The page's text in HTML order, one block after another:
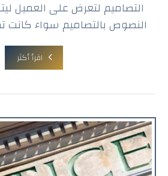
التصاميم لتعرض على العميل
النصوص بالتصاميم سواء كانت
اقرأ أكثر